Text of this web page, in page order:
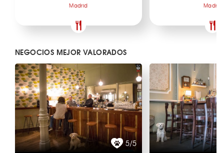
Madrid Madrid
NEGOCIOS MEJOR VALORADOS
5/5